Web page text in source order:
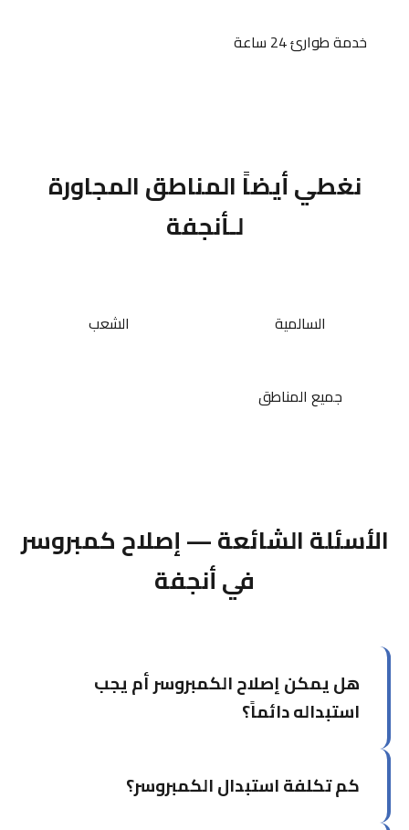
خدمة طوارئ 24 ساعة
نغطي أيضاً المناطق المجاورة
لـأنجفة
السالمية الشعب
جميع المناطق
الأسئلة الشائعة — إصلاح كمبروسر
في أنجفة
هل يمكن إصلاح الكمبروسر أم يجب
استبداله دائماً؟
دارة الحماية يمكن إصلاحها. لكن إذا كان الكمبروسر
كم تكلفة استبدال الكمبروسر؟